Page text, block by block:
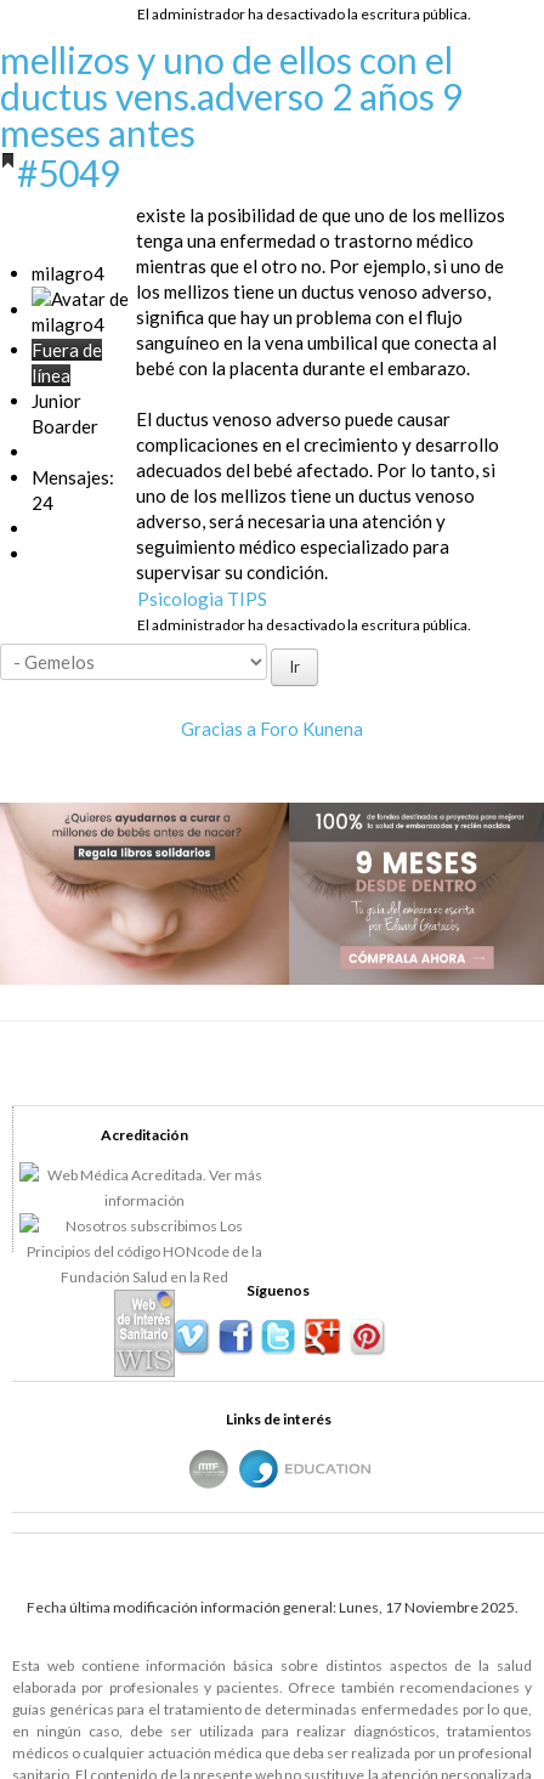
El administrador ha desactivado la escritura pública.
mellizos y uno de ellos con el
ductus vens.adverso 2 años 9
meses antes
#5049
milagro4
Fuera de
línea
Junior
Boarder
Mensajes:
24
existe la posibilidad de que uno de los mellizos
tenga una enfermedad o trastorno médico
mientras que el otro no. Por ejemplo, si uno de
los mellizos tiene un ductus venoso adverso,
significa que hay un problema con el flujo
sanguíneo en la vena umbilical que conecta al
bebé con la placenta durante el embarazo.
El ductus venoso adverso puede causar
complicaciones en el crecimiento y desarrollo
adecuados del bebé afectado. Por lo tanto, si
uno de los mellizos tiene un ductus venoso
adverso, será necesaria una atención y
seguimiento médico especializado para
supervisar su condición.
Psicologia TIPS
El administrador ha desactivado la escritura pública.
Gracias a Foro Kunena
Acreditación
Síguenos
Links de interés
Fecha última modificación información general: Lunes, 17 Noviembre 2025.
Esta web contiene información básica sobre distintos aspectos de la salud
elaborada por profesionales y pacientes. Ofrece también recomendaciones y
guías genéricas para el tratamiento de determinadas enfermedades por lo que,
en ningún caso, debe ser utilizada para realizar diagnósticos, tratamientos
médicos o cualquier actuación médica que deba ser realizada por un profesional
sanitario. El contenido de la presente web no sustituye la atención personalizada